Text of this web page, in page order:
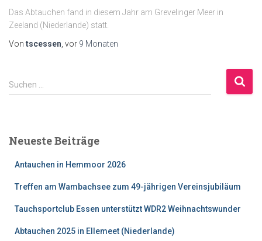
Das Abtauchen fand in diesem Jahr am Grevelinger Meer in
Zeeland (Niederlande) statt.
Von tscessen , vor 9 Monaten
S
u
n
Suchen …
Neueste Beiträge
Antauchen in Hemmoor 2026
Treffen am Wambachsee zum 49-jährigen Vereinsjubiläum
Tauchsportclub Essen unterstützt WDR2 Weihnachtswunder
Abtauchen 2025 in Ellemeet (Niederlande)